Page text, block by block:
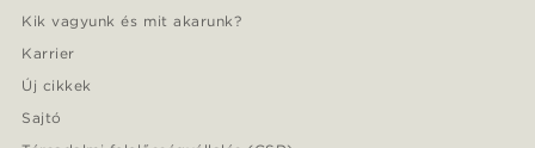
Kik vagyunk és mit akarunk?
Karrier
Új cikkek
Sajtó